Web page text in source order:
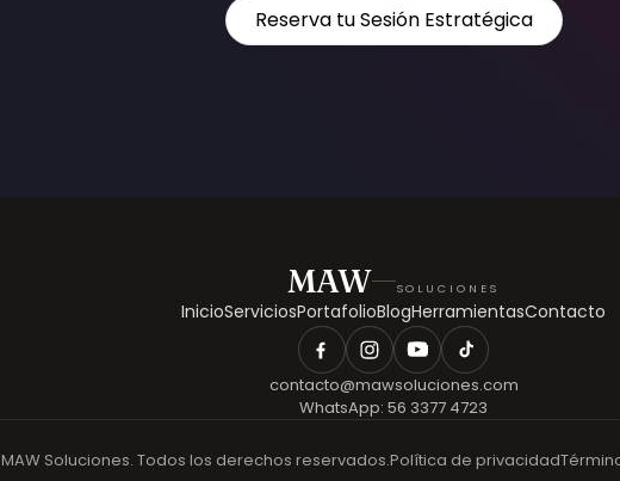
Reserva tu Sesión Estratégica
MAW SOLUCIONES
InicioServiciosPortafolioBlogHerramientasContacto
contacto@mawsoluciones.com
WhatsApp: 56 3377 4723
MAW Soluciones. Todos los derechos reservados.Política de privacidad